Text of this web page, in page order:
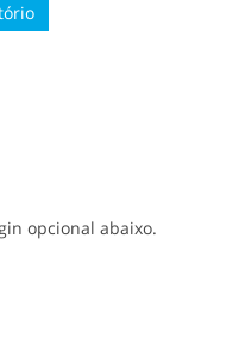
opcional abaixo.